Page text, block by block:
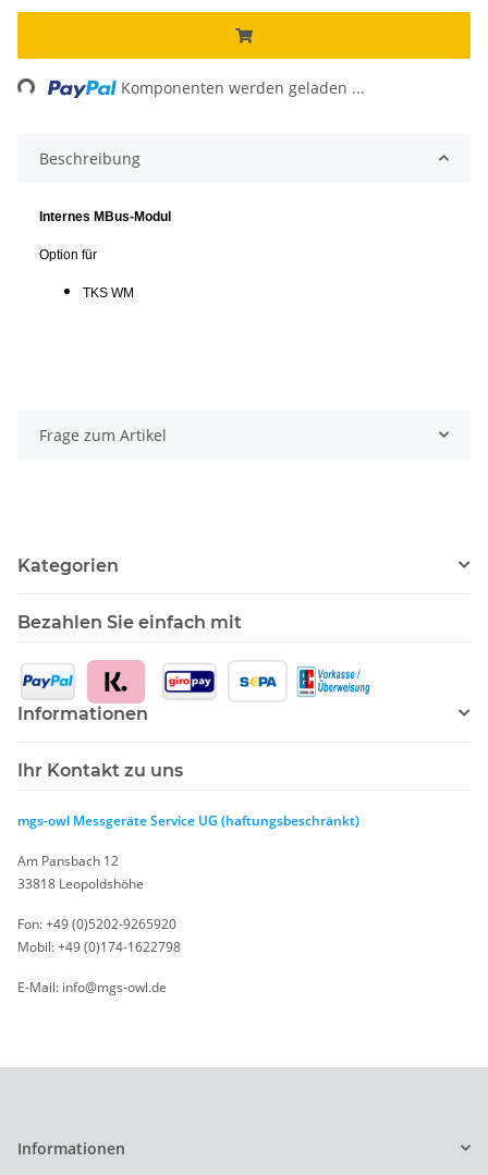
Komponenten werden geladen ...
Beschreibung
Internes MBus-Modul
Option für
TKS WM
Frage zum Artikel
Kategorien
Bezahlen Sie einfach mit
Informationen
Ihr Kontakt zu uns
mgs-owl Messgeräte Service UG (haftungsbeschränkt)
Am Pansbach 12
33818 Leopoldshöhe
Fon: +49 (0)5202-9265920
Mobil: +49 (0)174-1622798
E-Mail: info@mgs-owl.de
Informationen